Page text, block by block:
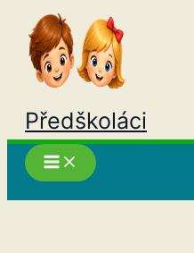
Přeskočit
obsah
Předškoláci